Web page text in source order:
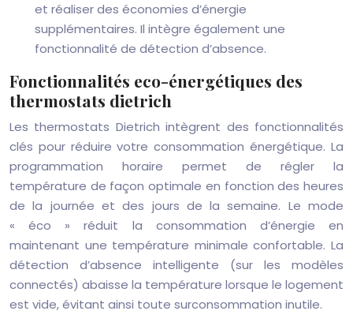
et réaliser des économies d’énergie
supplémentaires. Il intègre également une
fonctionnalité de détection d’absence.
Fonctionnalités eco-énergétiques des
thermostats dietrich
Les thermostats Dietrich intègrent des fonctionnalités
clés pour réduire votre consommation énergétique. La
programmation horaire permet de régler la
température de façon optimale en fonction des heures
de la journée et des jours de la semaine. Le mode
« éco » réduit la consommation d’énergie en
maintenant une température minimale confortable. La
détection d’absence intelligente (sur les modèles
connectés) abaisse la température lorsque le logement
est vide, évitant ainsi toute surconsommation inutile.